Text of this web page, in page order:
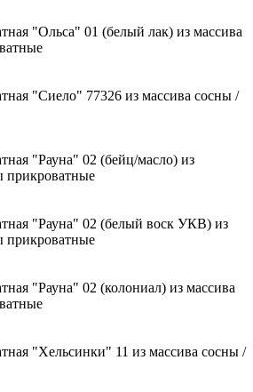
"Ольса" 01 (белый лак) из массива
"Сиело" 77326 из массива сосны /
"Рауна" 02 (бейц/масло) из
прикроватные
"Рауна" 02 (белый воск УКВ) из
прикроватные
"Рауна" 02 (колониал) из массива
"Хельсинки" 11 из массива сосны /